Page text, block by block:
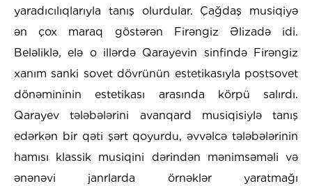
yaradıcılıqlarıyla tanış olurdular. Çağdaş musiqiyə
ən çox maraq göstərən Firəngiz Əlizadə idi.
Beləliklə, elə o illərdə Qarayevin sinfində Firəngiz
xanım sanki sovet dövrünün estetikasıyla postsovet
dönəmininin estetikası arasında körpü salırdı.
Qarayev tələbələrini avanqard musiqisiylə tanış
edərkən bir qəti şərt qoyurdu, əvvəlcə tələbələrinin
hamısı klassik musiqini dərindən mənimsəməli və
ənənəvi janrlarda örnəklər yaratmağı